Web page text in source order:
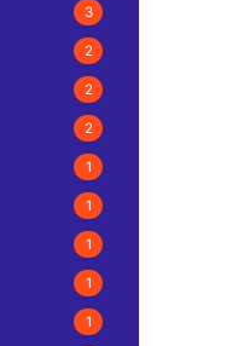
3
2
2
2
1
1
1
1
1